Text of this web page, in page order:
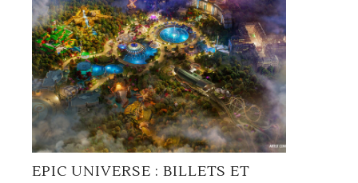
EPIC UNIVERSE : BILLETS ET